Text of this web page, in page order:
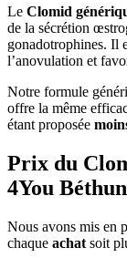
Le Clomid
de la sécrétion
gonadotrophines. Il
l’anovulation et
Notre formule
offre la même
étant proposée
Prix du
4You
Nous avons mis en
chaque achat soit